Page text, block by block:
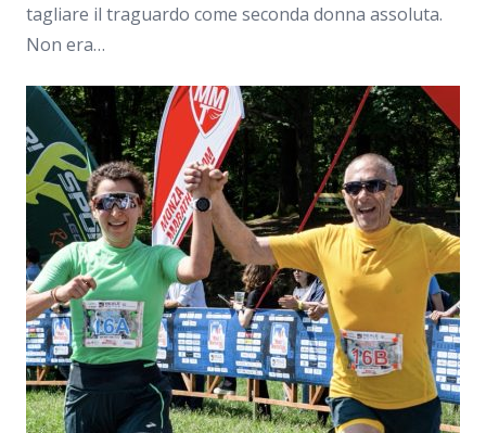
tagliare il traguardo come seconda donna assoluta.
Non era…